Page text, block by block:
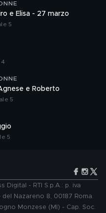
e Elisa - 27 marzo
5
4
e Roberto
5
5
Digital - RTI S.p.A.: p. iva
Nazareno 8, 00187 Roma.
Monzese (MI) - Cap. Soc.